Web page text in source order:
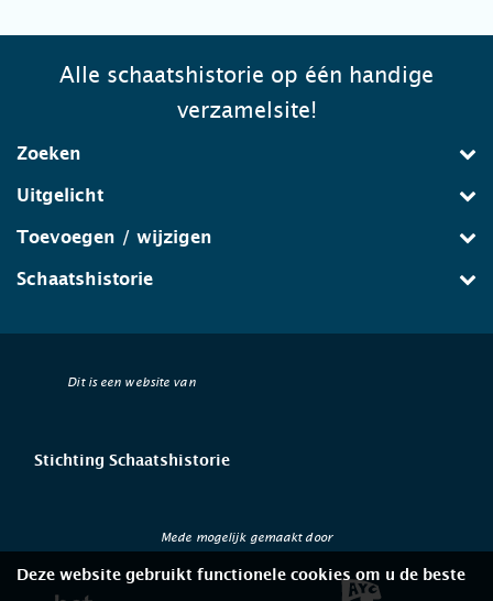
Alle schaatshistorie op één handige
verzamelsite!
Zoeken
Uitgelicht
Toevoegen / wijzigen
Schaatshistorie
Dit is een website van
Stichting Schaatshistorie
Mede mogelijk gemaakt door
Deze website gebruikt functionele cookies om u de beste